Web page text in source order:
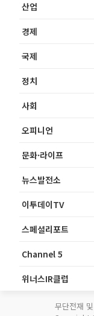
산업
경제
국제
정치
사회
오피니언
문화·라이프
뉴스발전소
이투데이TV
스페셜리포트
Channel 5
위너스IR클럽
무단전재